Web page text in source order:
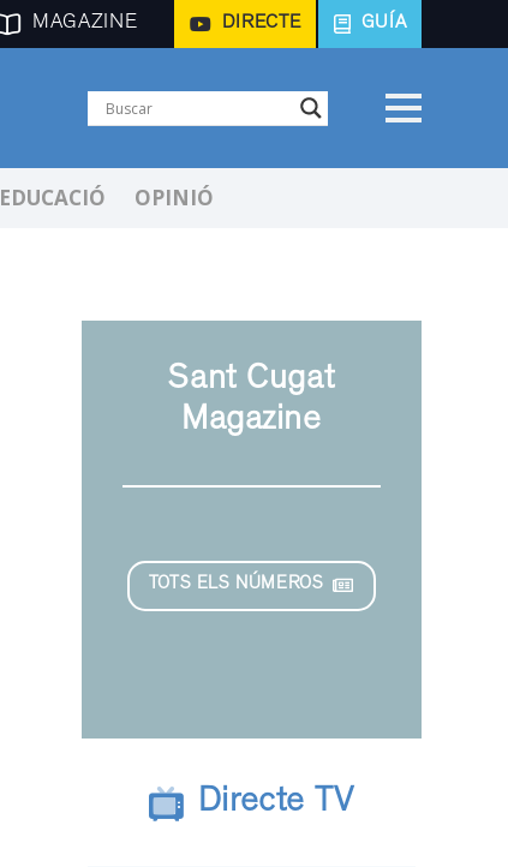
MAGAZINE DIRECTE GUÍA
EDUCACIÓ OPINIÓ
Sant Cugat
Magazine
TOTS ELS NÚMEROS
Directe TV